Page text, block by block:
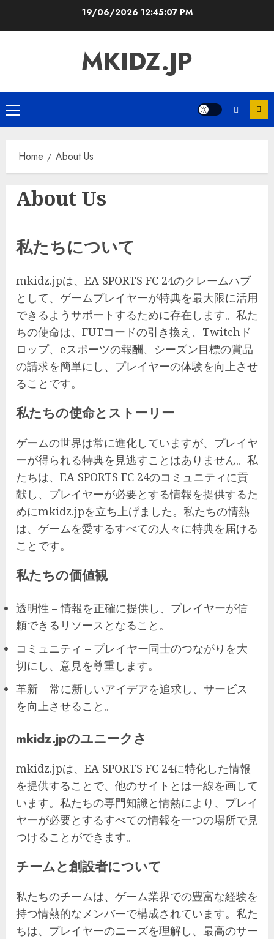
19/06/2026 12:45:08 PM
MKIDZ.JP
Primary
Menu
Home About Us
About Us
私たちについて
mkidz.jpは、EA SPORTS FC 24のクレームハブ
として、ゲームプレイヤーが特典を最大限に活用
できるようサポートするために存在します。私た
ちの使命は、FUTコードの引き換え、Twitchド
ロップ、eスポーツの報酬、シーズン目標の賞品
の請求を簡単にし、プレイヤーの体験を向上させ
ることです。
私たちの使命とストーリー
ゲームの世界は常に進化していますが、プレイヤ
ーが得られる特典を見逃すことはありません。私
たちは、EA SPORTS FC 24のコミュニティに貢
献し、プレイヤーが必要とする情報を提供するた
めにmkidz.jpを立ち上げました。私たちの情熱
は、ゲームを愛するすべての人々に特典を届ける
ことです。
私たちの価値観
透明性 – 情報を正確に提供し、プレイヤーが信
頼できるリソースとなること。
コミュニティ – プレイヤー同士のつながりを大
切にし、意見を尊重します。
革新 – 常に新しいアイデアを追求し、サービス
を向上させること。
mkidz.jpのユニークさ
mkidz.jpは、EA SPORTS FC 24に特化した情報
を提供することで、他のサイトとは一線を画して
います。私たちの専門知識と情熱により、プレイ
ヤーが必要とするすべての情報を一つの場所で見
つけることができます。
チームと創設者について
私たちのチームは、ゲーム業界での豊富な経験を
持つ情熱的なメンバーで構成されています。私た
ちは、プレイヤーのニーズを理解し、最高のサー